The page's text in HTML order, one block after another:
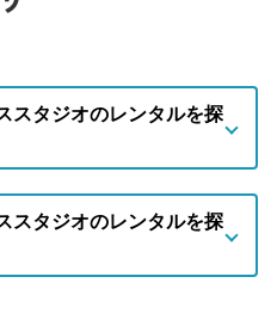
スタジオのレンタルを探
スタジオのレンタルを探